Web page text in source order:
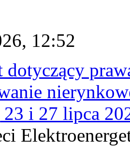
12:52
i 27 lipca